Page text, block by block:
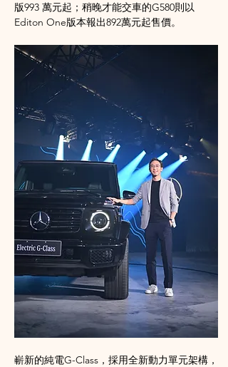
版993 萬元起；稍晚才能交車的G580則以
Editon One版本報出892萬元起售價。
嶄新的純電G-Class，採用全新動力單元架構，